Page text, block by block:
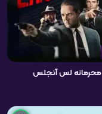
محرمانه لس آنجلس